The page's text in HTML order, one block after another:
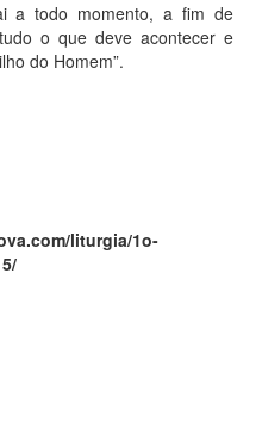
a todo momento, a fim de
o que deve acontecer e
do Homem”.
liturgia/1o-